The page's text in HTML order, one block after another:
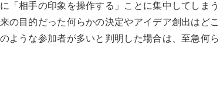
「相手の印象を操作する」ことに集中してしまう
の目的だった何らかの決定やアイデア創出はどこ
ような参加者が多いと判明した場合は、至急何ら